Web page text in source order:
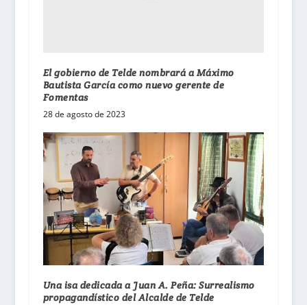
El gobierno de Telde nombrará a Máximo
Bautista García como nuevo gerente de
Fomentas
28 de agosto de 2023
Una isa dedicada a Juan A. Peña: Surrealismo
propagandístico del Alcalde de Telde